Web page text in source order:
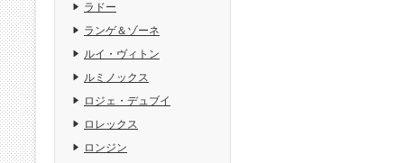
ラドー
ランゲ＆ゾーネ
ルイ・ヴィトン
ルミノックス
ロジェ・デュブイ
ロレックス
ロンジン